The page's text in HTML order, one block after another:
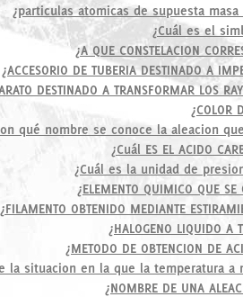
¿particulas atomicas de supuesta
¿Cuál es el
¿A QUE CONSTELACION
¿ACCESORIO DE TUBERIA DESTINADO A
DESTINADO A TRANSFORMAR LOS
¿COLOR
qué nombre se conoce la aleacion
¿Cuál ES EL ACIDO
¿Cuál es la unidad de
¿ELEMENTO QUIMICO QUE SE
¿FILAMENTO OBTENIDO MEDIANTE
¿HALOGENO LIQUIDO A
¿METODO DE OBTENCION DE
la situacion en la que la temperatura
¿NOMBRE DE UNA